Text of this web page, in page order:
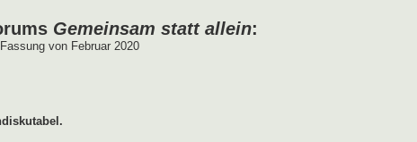
Gemeinsam statt allein:
von Februar 2020